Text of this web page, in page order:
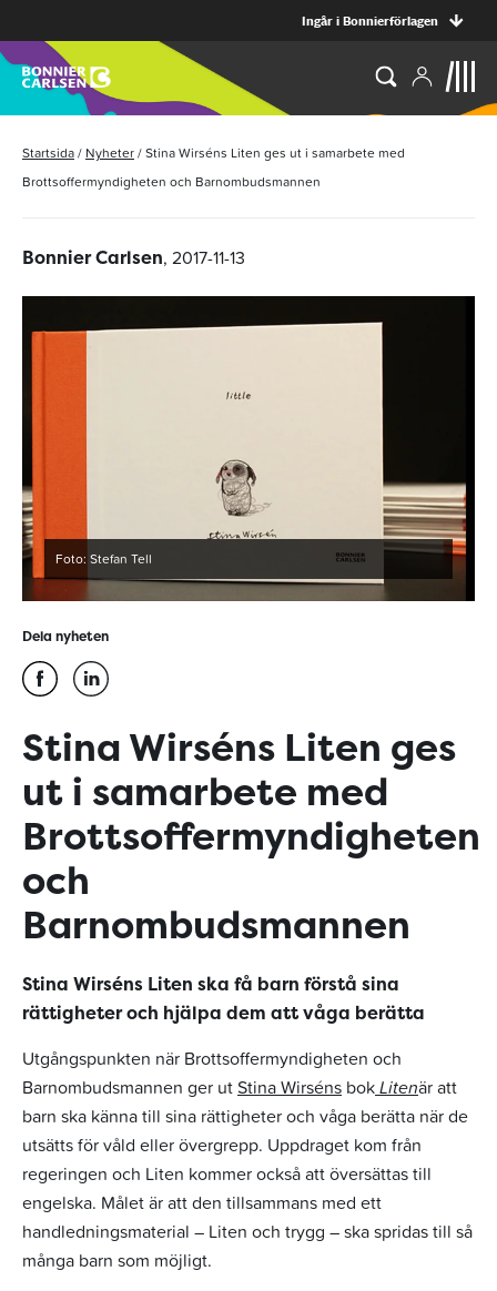
Ingår i Bonnierförlagen
Startsida/ Nyheter/Stina Wirséns Liten ges ut i samarbete med
Brottsoffermyndigheten och Barnombudsmannen
Bonnier Carlsen, 2017-11-13
Foto: Stefan Tell
Dela nyheten
Stina Wirséns Liten ges
ut i samarbete med
Brottsoffermyndigheten
och
Barnombudsmannen
Stina Wirséns Liten ska få barn förstå sina
rättigheter och hjälpa dem att våga berätta
Utgångspunkten när Brottsoffermyndigheten och
Barnombudsmannen ger ut Stina Wirséns bokLitenär att
barn ska känna till sina rättigheter och våga berätta när de
utsätts för våld eller övergrepp. Uppdraget kom från
regeringen och Liten kommer också att översättas till
engelska. Målet är att den tillsammans med ett
handledningsmaterial – Liten och trygg – ska spridas till så
många barn som möjligt.